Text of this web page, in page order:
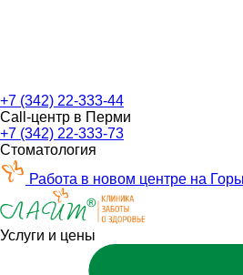
+7 (342) 22-333-44
Call-центр в Перми
+7 (342) 22-333-73
Стоматология
Работа в новом центре на
Услуги и цены